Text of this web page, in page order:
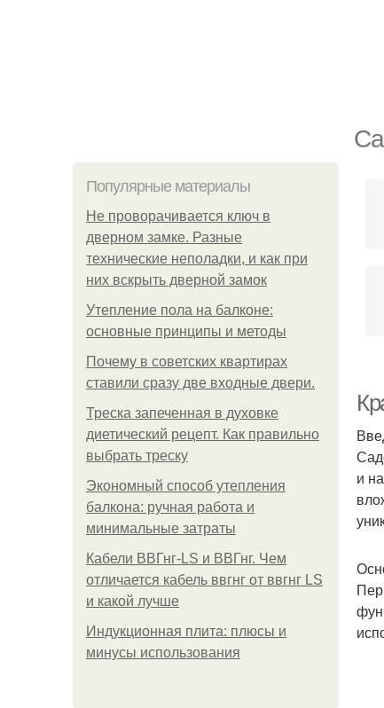
Популярные материалы
Не проворачивается ключ в
дверном замке. Разные
технические неполадки, и как при
них вскрыть дверной замок
Утепление пола на балконе:
основные принципы и методы
Почему в советских квартирах
ставили сразу две входные двери.
Треска запеченная в духовке
диетический рецепт. Как правильно
выбрать треску
Экономный способ утепления
балкона: ручная работа и
минимальные затраты
Кабели ВВГнг-LS и ВВГнг. Чем
отличается кабель ввгнг от ввгнг LS
и какой лучше
Индукционная плита: плюсы и
минусы использования
и